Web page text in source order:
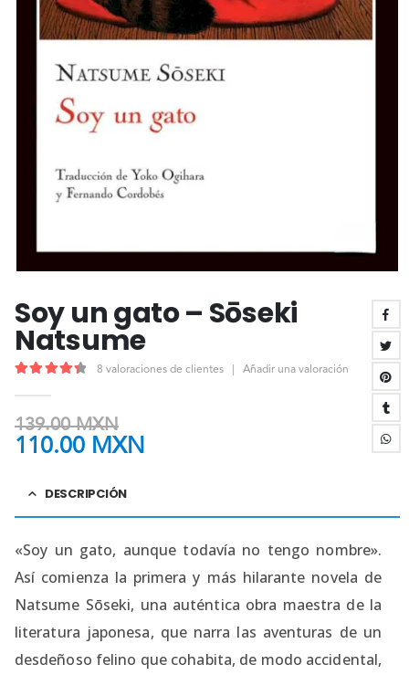
Soy un gato – Sōseki
Natsume
8 valoraciones de clientes Añadir una valoración
139.00MXN
110.00 MXN
DESCRIPCIÓN
«Soy un gato, aunque todavía no tengo nombre».
Así comienza la primera y más hilarante novela de
Natsume Sōseki, una auténtica obra maestra de la
literatura japonesa, que narra las aventuras de un
desdeñoso felino que cohabita, de modo accidental,